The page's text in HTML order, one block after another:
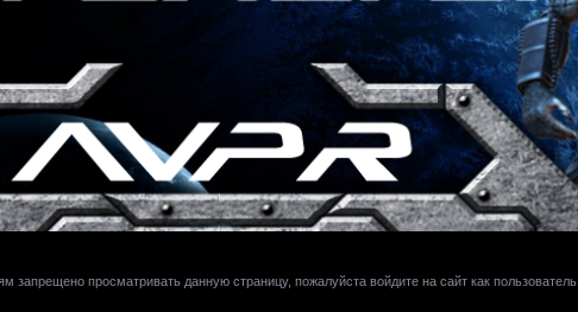
запрещено просматривать данную страницу, пожалуйста войдите на сайт как пользователь.